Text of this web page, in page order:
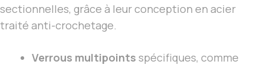
sectionnelles, grâce à leur conception en acier
traité anti-crochetage.
Verrous multipoints spécifiques, comme